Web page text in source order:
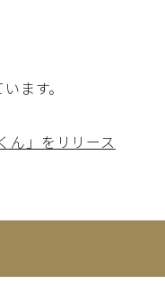
ます。
ん」をリリース